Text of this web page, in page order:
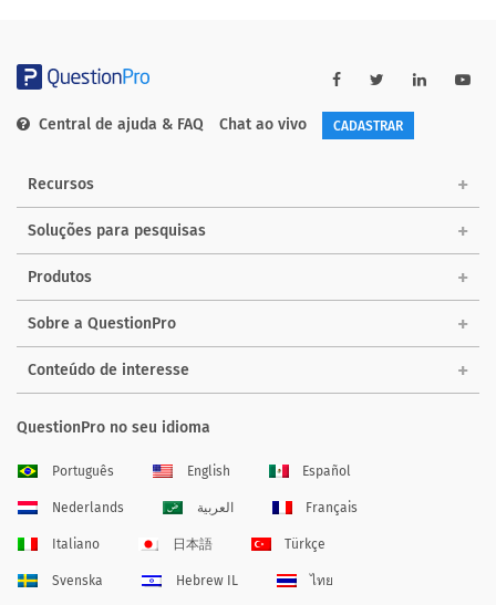
Central de ajuda & FAQ Chat ao vivo CADASTRAR
Recursos
Soluções para pesquisas
Produtos
Sobre a QuestionPro
Conteúdo de interesse
QuestionPro no seu idioma
Português English Español
Nederlands العربية Français
Italiano 日本語 Türkçe
Svenska Hebrew IL ไทย